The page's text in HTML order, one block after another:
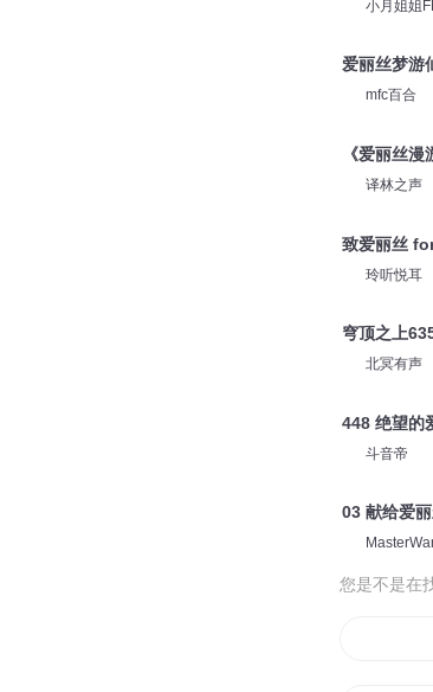
小月姐姐
爱丽丝梦游
mfc百合
《爱丽丝
译林之声
致爱丽丝
玲听悦耳
穹顶之上
北冥有声
448 绝望的
斗音帝
03 献给爱
您是不是在